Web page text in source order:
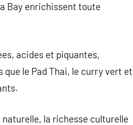
Bay enrichissent toute
acides et piquantes,
le Pad Thai, le curry vert et
la richesse culturelle